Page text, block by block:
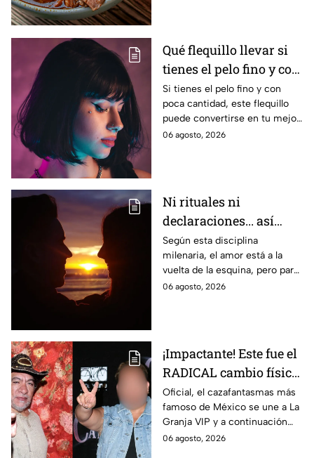
Qué flequillo llevar si
tienes el pelo fino y con
poco volumen
Si tienes el pelo fino y con
poca cantidad, este flequillo
puede convertirse en tu mejor
aliado para aportar cuerpo,
06 agosto, 2026
Ni rituales ni
declaraciones... así
puedes atraer el amor
según el Feng Shui
Según esta disciplina
milenaria, el amor está a la
vuelta de la esquina, pero para
ello requieres de las siguientes
06 agosto, 2026
¡Impactante! Este fue el
RADICAL cambio físico
de Carlos Trejo, el
primer granjero de La
Granja VIP Segunda
Temporada, a través de
Oficial, el cazafantasmas más
famoso de México se une a La
Granja VIP y a continuación
repasamos el antes y después
06 agosto, 2026